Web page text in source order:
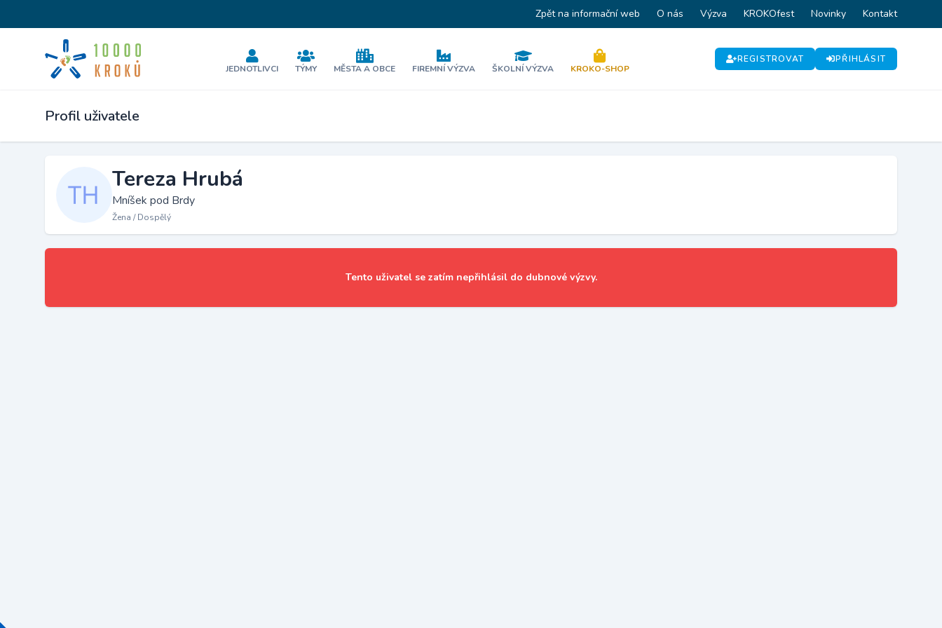
Zpět na informační web O nás Výzva KROKOfest Novinky Kontakt
JEDNOTLIVCI TÝMY MĚSTA A OBCE FIREMNÍ VÝZVA ŠKOLNÍ VÝZVA KROKO-SHOP
REGISTROVAT PŘIHLÁSIT
Profil uživatele
Tereza Hrubá
Mníšek pod Brdy
Žena / Dospělý
Tento uživatel se zatím nepřihlásil do dubnové výzvy.